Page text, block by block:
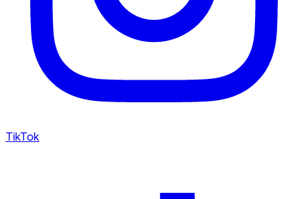
TikTok